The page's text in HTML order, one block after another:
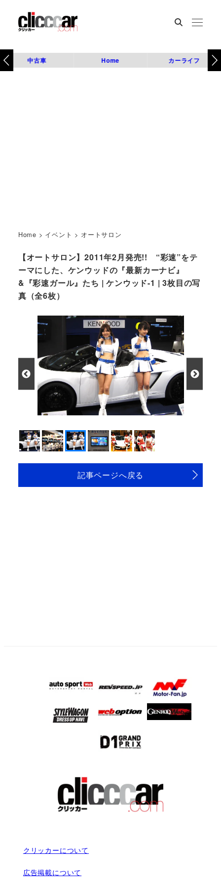
中古車 Home カーライフ
Home > イベント > オートサロン
【オートサロン】2011年2月発売!! “彩速”をテ
ーマにした、ケンウッドの『最新カーナビ』
&『彩速ガール』たち | ケンウッド-1 | 3枚目の写
真（全6枚）
記事ページへ戻る
クリッカーについて
広告掲載について